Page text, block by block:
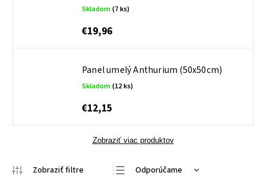
Skladom(7 ks)
€19,96
Panel umelý Anthurium (50x50cm)
Skladom(12 ks)
€12,15
Zobraziť viac produktov
Odporúčame